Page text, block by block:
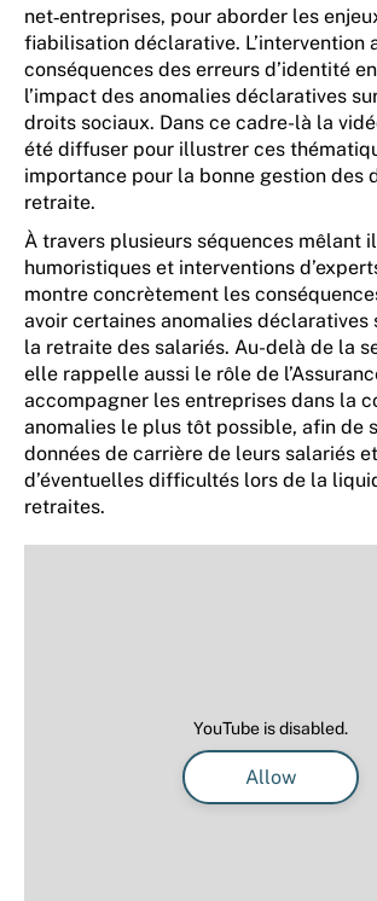
net‑entreprises, pour aborder les
fiabilisation déclarative. L’intervention
conséquences des erreurs d’identité
l’impact des anomalies déclaratives
droits sociaux. Dans ce cadre-là la
été diffuser pour illustrer ces
importance pour la bonne gestion des
retraite.
À travers plusieurs séquences mêlant
humoristiques et interventions
montre concrètement les
avoir certaines anomalies déclaratives
la retraite des salariés. Au-delà de la
elle rappelle aussi le rôle de
accompagner les entreprises dans la
anomalies le plus tôt possible, afin de
données de carrière de leurs salariés
d’éventuelles difficultés lors de la
retraites.
YouTube is disabled.
Allow